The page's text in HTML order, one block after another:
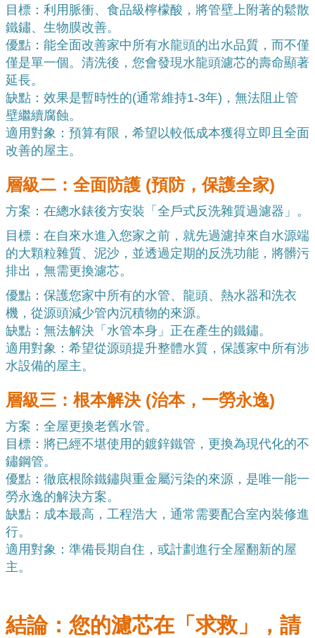
目標：利用脈衝、食品級檸檬酸，將管壁上附著的鬆散
鐵鏽、生物膜改善。
優點：能全面改善家中所有水龍頭的出水品質，而不僅
僅是單一個。清洗後，您會發現水龍頭濾芯的壽命顯著
延長。
缺點：效果是暫時性的(通常維持1-3年)，無法阻止管
壁繼續腐蝕。
適用對象：預算有限，希望以較低成本獲得立即且全面
改善的屋主。
層級二：全面防護 (預防，保護全家)
方案：在總水錶後方安裝「全戶式反洗雜質過濾器」。
目標：在自來水進入您家之前，就先過濾掉來自水源端
的大顆粒雜質、泥沙，並透過定期的反洗功能，將髒污
排出，無需更換濾芯。
優點：保護您家中所有的水管、龍頭、熱水器和洗衣
機，從源頭減少管內沉積物的來源。
缺點：無法解決「水管本身」正在產生的鐵鏽。
適用對象：希望從源頭提升整體水質，保護家中所有涉
水設備的屋主。
層級三：根本解決 (治本，一勞永逸)
方案：全屋更換老舊水管。
目標：將已經不堪使用的鍍鋅鐵管，更換為現代化的不
鏽鋼管。
優點：徹底根除鐵鏽與重金屬污染的來源，是唯一能一
勞永逸的解決方案。
缺點：成本最高，工程浩大，通常需要配合室內裝修進
行。
適用對象：準備長期自住，或計劃進行全屋翻新的屋
主。
結論：您的濾芯在「求救」，請